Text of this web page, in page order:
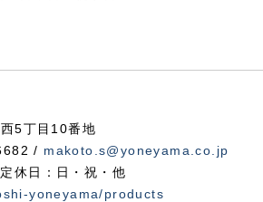
5丁目10番地
/ makoto.s@yoneyama.co.jp
休日：日・祝・他
yoneyama/products